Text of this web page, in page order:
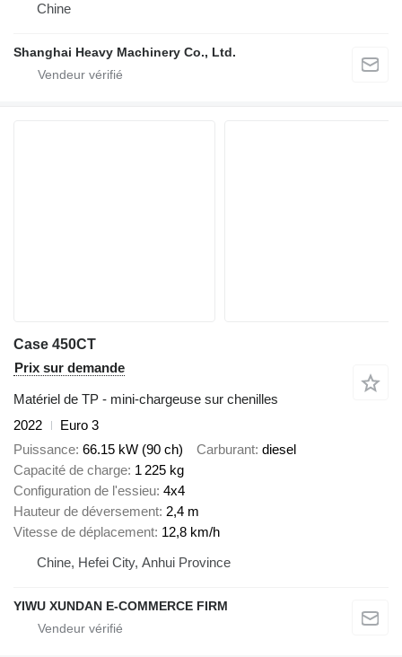
Chine
Shanghai Heavy Machinery Co., Ltd.
Case 450CT
Prix sur demande
Matériel de TP - mini-chargeuse sur chenilles
2022
Euro 3
Puissance 66.15 kW (90 ch) Carburant diesel
Capacité de charge 1 225 kg
Configuration de l'essieu 4x4
Hauteur de déversement 2,4 m
Vitesse de déplacement 12,8 km/h
Chine, Hefei City, Anhui Province
YIWU XUNDAN E-COMMERCE FIRM